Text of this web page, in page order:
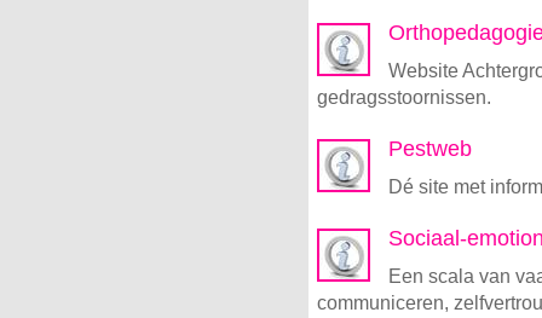
Website
gedragsstoornissen.
Pestweb
Dé site met
Sociaal-
Een scala van
communiceren,